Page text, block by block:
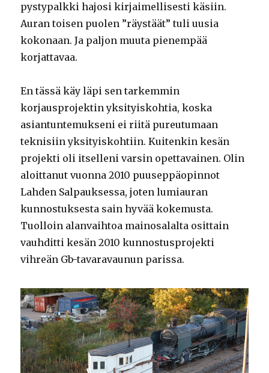
pystypalkki hajosi kirjaimellisesti käsiin.
Auran toisen puolen ”räystäät” tuli uusia
kokonaan. Ja paljon muuta pienempää
korjattavaa.
En tässä käy läpi sen tarkemmin
korjausprojektin yksityiskohtia, koska
asiantuntemukseni ei riitä pureutumaan
teknisiin yksityiskohtiin. Kuitenkin kesän
projekti oli itselleni varsin opettavainen. Olin
aloittanut vuonna 2010 puuseppäopinnot
Lahden Salpauksessa, joten lumiauran
kunnostuksesta sain hyvää kokemusta.
Tuolloin alanvaihtoa mainosalalta osittain
vauhditti kesän 2010 kunnostusprojekti
vihreän Gb-tavaravaunun parissa.